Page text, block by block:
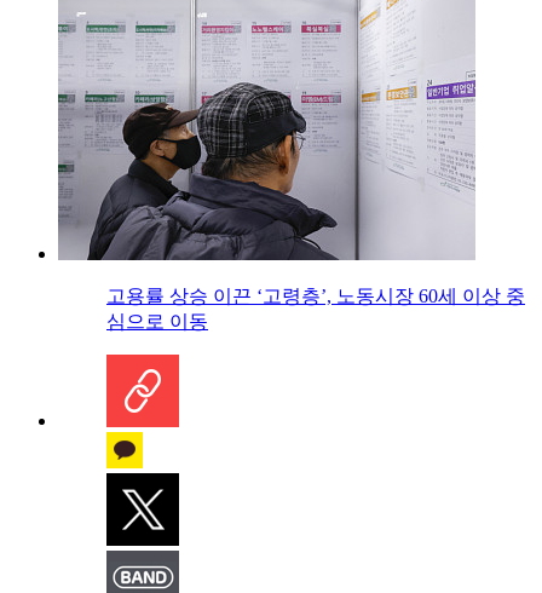
고용률 상승 이끈 ‘고령층’, 노동시장 60세 이상 중
심으로 이동